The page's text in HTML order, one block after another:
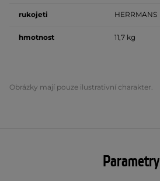
rukojeti HERRMANS
hmotnost 11,7 kg
Obrázky mají pouze ilustrativní charakter.
Parametry